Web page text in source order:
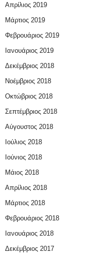
Απρίλιος 2019
Μάρτιος 2019
Φεβρουάριος 2019
Ιανουάριος 2019
Δεκέμβριος 2018
Νοέμβριος 2018
Οκτώβριος 2018
Σεπτέμβριος 2018
Αύγουστος 2018
Ιούλιος 2018
Ιούνιος 2018
Μάιος 2018
Απρίλιος 2018
Μάρτιος 2018
Φεβρουάριος 2018
Ιανουάριος 2018
Δεκέμβριος 2017